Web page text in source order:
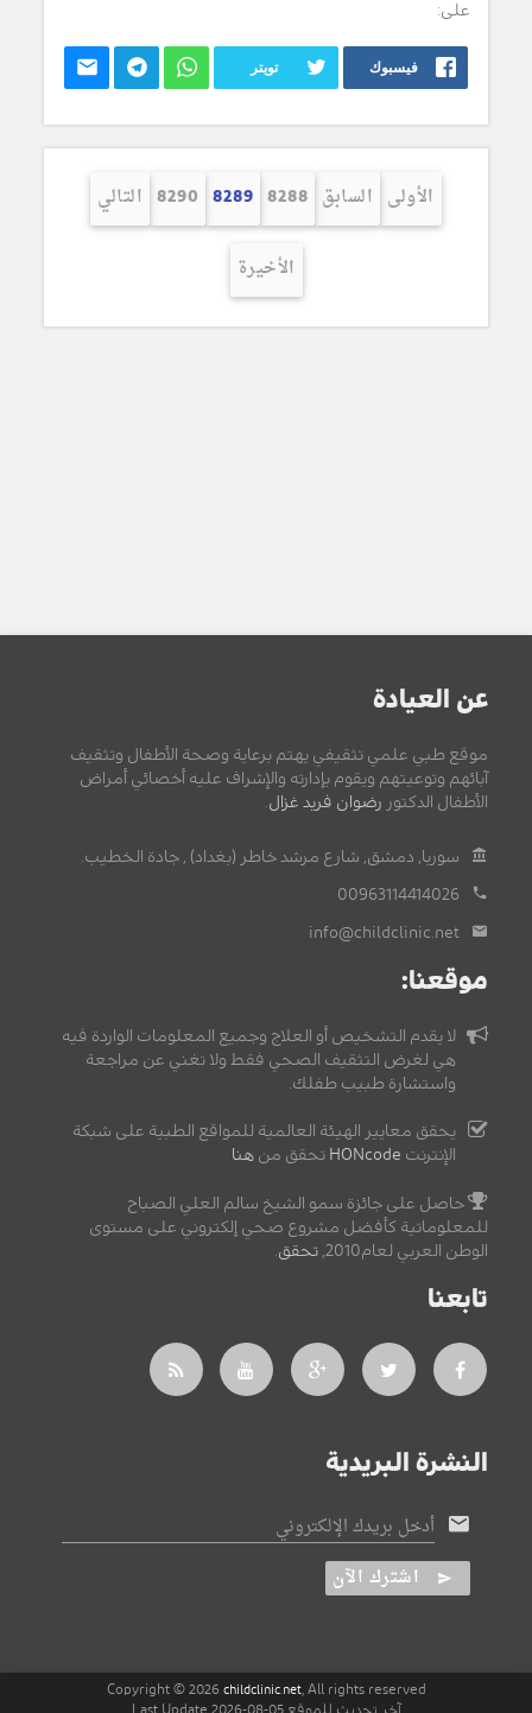
على:
فيسبوك تويتر
الأولى السابق 8288
8289
8290 التالي
الأخيرة
عن العيادة
موقع طبي علمي تثقيفي يهتم برعاية وصحة الأطفال وتثقيف
آبائهم وتوعيتهم ويقوم بإدارته والإشراف عليه أخصائي أمراض
الأطفال الدكتور رضوان فريد غزال
سوريا, دمشق, شارع مرشد خاطر (بغداد) , جادة الخطيب.
00963114414026
info@childclinic.net
موقعنا:
لا يقدم التشخيص أو العلاج وجميع المعلومات الواردة فيه
هي لغرض التثقيف الصحي فقط ولا تغني عن مراجعة
واستشارة طبيب طفلك.
يحقق معايير الهيئة العالمية للمواقع الطبية على شبكة
الإنترنت HONcode تحقق من هنا
حاصل على جائزة سمو الشيخ سالم العلي الصباح
للمعلوماتية كأفضل مشروع صحي إلكتروني على مستوى
الوطن العربي لعام2010,
تحقق
تابعنا
النشرة البريدية
أدخل بريدك الإلكتروني
اشترك الآن
Copyright © 2026 childclinic.net, All rights reserved
آخر تحديث للموقع 05-08-2026 Last Update